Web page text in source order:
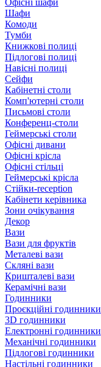
Офісні шафи
Шафи
Комоди
Тумби
Книжкові полиці
Підлогові полиці
Навісні полиці
Сейфи
Кабінетні столи
Комп'ютерні столи
Письмові столи
Конференц-столи
Геймерські столи
Офісні дивани
Офісні крісла
Офісні стільці
Геймерські крісла
Стійки-reception
Кабінети керівника
Зони очікування
Декор
Вази
Вази для фруктів
Металеві вази
Скляні вази
Кришталеві вази
Керамічні вази
Годинники
Проєкційні годинники
3D годинники
Електронні годинники
Механічні годинники
Підлогові годинники
Настільні годинники